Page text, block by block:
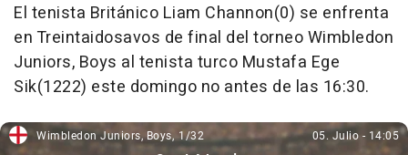
El tenista Británico Liam Channon(0) se enfrenta
en Treintaidosavos de final del torneo Wimbledon
Juniors, Boys al tenista turco Mustafa Ege
Sik(1222) este domingo no antes de las 16:30.
Wimbledon Juniors, Boys, 1/32
Wimbledon Juniors, Boys 1/32 05. Julio, 14:05
05. Julio - 14:05